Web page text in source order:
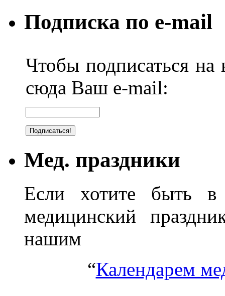
Подписка по e-mail
Чтобы подписаться на
сюда Ваш e-mail:
Мед. праздники
Если хотите быть в
медицинский
нашим
“Календарем